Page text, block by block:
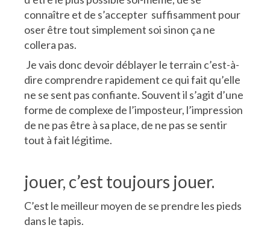
connaître et de s’accepter suffisamment pour
oser être tout simplement soi sinon ça ne
collera pas.
Je vais donc devoir déblayer le terrain c’est-à-
dire comprendre rapidement ce qui fait qu’elle
ne se sent pas confiante. Souvent il s’agit d’une
forme de complexe de l’imposteur, l’impression
de ne pas être à sa place, de ne pas se sentir
tout à fait légitime.
jouer, c’est toujours jouer.
C’est le meilleur moyen de se prendre les pieds
dans le tapis.